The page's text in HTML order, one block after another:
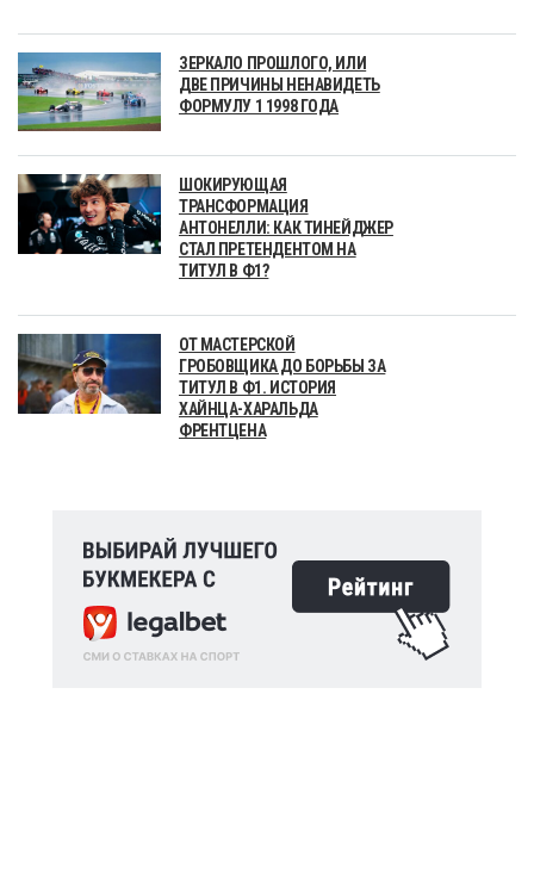
ЗЕРКАЛО ПРОШЛОГО, ИЛИ
ДВЕ ПРИЧИНЫ НЕНАВИДЕТЬ
ФОРМУЛУ 1 1998 ГОДА
ШОКИРУЮЩАЯ
ТРАНСФОРМАЦИЯ
АНТОНЕЛЛИ: КАК ТИНЕЙДЖЕР
СТАЛ ПРЕТЕНДЕНТОМ НА
ТИТУЛ В Ф1?
ОТ МАСТЕРСКОЙ
ГРОБОВЩИКА ДО БОРЬБЫ ЗА
ТИТУЛ В Ф1. ИСТОРИЯ
ХАЙНЦА-ХАРАЛЬДА
ФРЕНТЦЕНА